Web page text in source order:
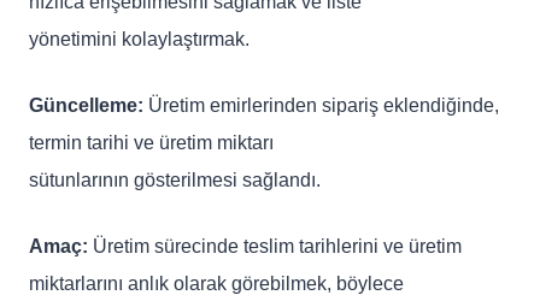
yönetimini kolaylaştırmak.
Güncelleme: Üretim emirlerinden sipariş eklendiğinde,
termin tarihi ve üretim miktarı
sütunlarının gösterilmesi sağlandı.
Amaç: Üretim sürecinde teslim tarihlerini ve üretim
miktarlarını anlık olarak görebilmek, böylece